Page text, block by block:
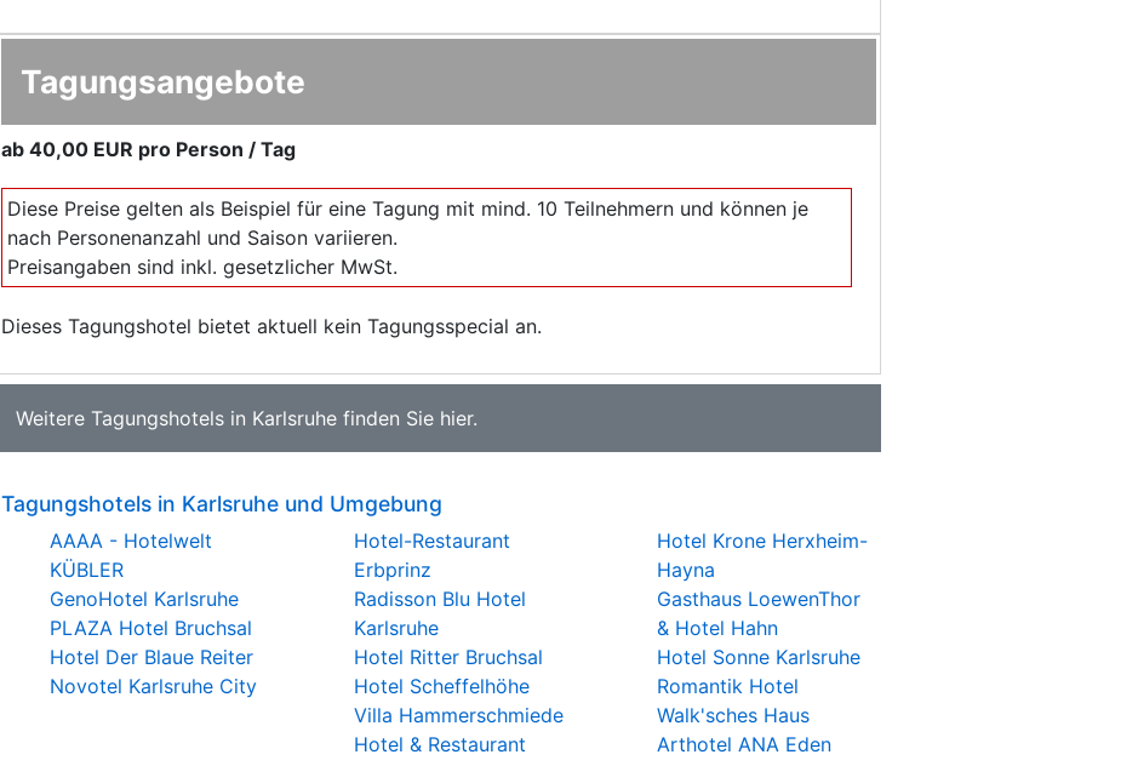
Tagungsangebote
ab 40,00 EUR pro Person / Tag
Diese Preise gelten als Beispiel für eine Tagung mit mind. 10 Teilnehmern und können je
nach Personenanzahl und Saison variieren.
Preisangaben sind inkl. gesetzlicher MwSt.
Dieses Tagungshotel bietet aktuell kein Tagungsspecial an.
Weitere Tagungshotels in Karlsruhe finden Sie hier.
Tagungshotels in Karlsruhe und Umgebung
AAAA - Hotelwelt
KÜBLER
GenoHotel Karlsruhe
PLAZA Hotel Bruchsal
Hotel Der Blaue Reiter
Novotel Karlsruhe City
Hotel-Restaurant
Erbprinz
Radisson Blu Hotel
Karlsruhe
Hotel Ritter Bruchsal
Hotel Scheffelhöhe
Villa Hammerschmiede
Hotel & Restaurant
Hotel Krone Herxheim-
Hayna
Gasthaus LoewenThor
& Hotel Hahn
Hotel Sonne Karlsruhe
Romantik Hotel
Walk'sches Haus
Arthotel ANA Eden